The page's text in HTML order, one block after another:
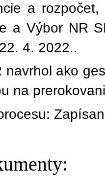
a
a Výbor NR
4. 2022..
navrhol ako
na